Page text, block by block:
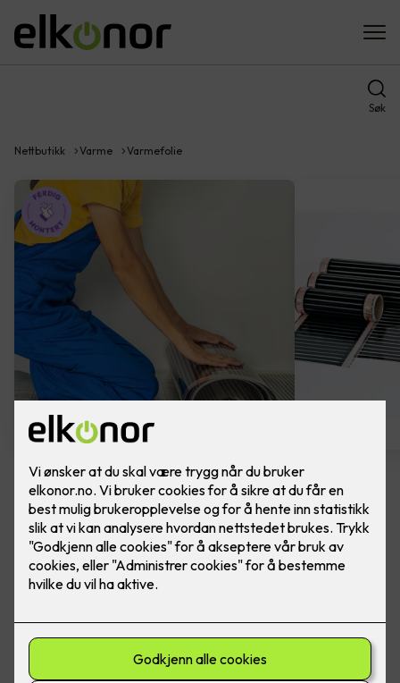
Søk
Nettbutikk Varme Varmefolie
Varmefolie med
isolasjonsplate - Ferdig
montert pr kvm
Varmefolie 100cm som parkettunderlag, 70m
rull - fra Heatit Controls. Pris ferdig montert per
kvm.